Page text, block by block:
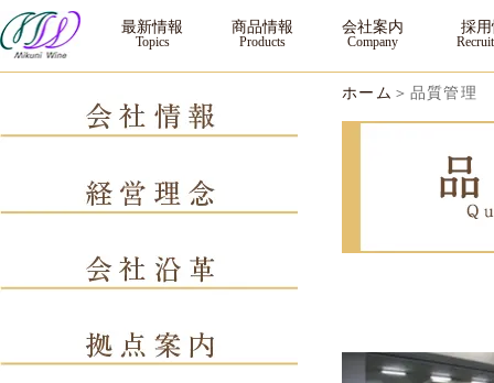
｜三国ワイン
最新情報 商品情報 会社案内 採
ホーム ＞品質管理